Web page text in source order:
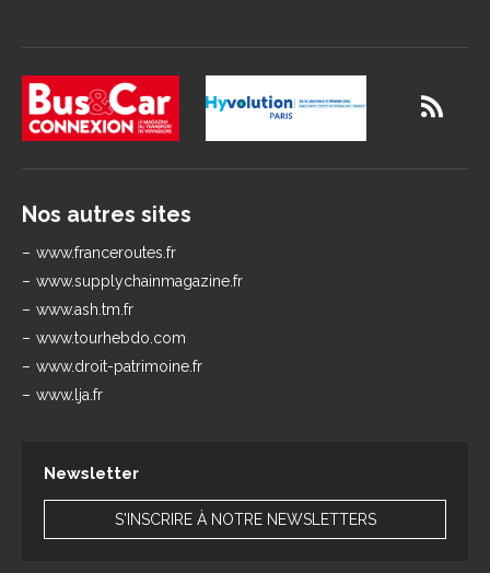
Nos autres sites
www.franceroutes.fr
www.supplychainmagazine.fr
www.ash.tm.fr
www.tourhebdo.com
www.droit-patrimoine.fr
www.lja.fr
Newsletter
S'INSCRIRE À NOTRE NEWSLETTERS